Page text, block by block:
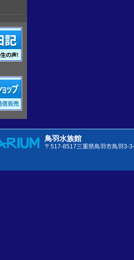
鳥羽水族館
〒517-8517三重県鳥羽市鳥羽3-